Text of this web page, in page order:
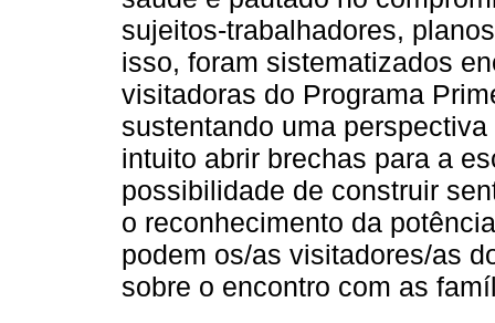
sujeitos-trabalhadores,
isso, foram sistematizados
visitadoras do Programa
sustentando uma
intuito abrir brechas para a
possibilidade de construir
o reconhecimento da
podem os/as visitadores/as
sobre o encontro com as